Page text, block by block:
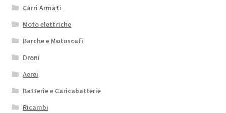
Carri Armati
Moto elettriche
Barche e Motoscafi
Droni
Aerei
Batterie e Caricabatterie
Ricambi